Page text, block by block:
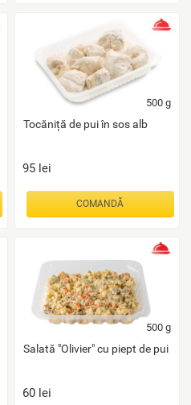
500 g
Tocăniță de pui în sos alb
95 lei
COMANDĂ
500 g
Salată "Olivier" cu piept de pui
60 lei